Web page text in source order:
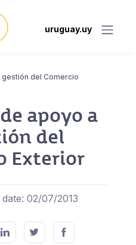
uruguay.uy
del Comercio
apoyo a
del
Exterior
02/07/2013